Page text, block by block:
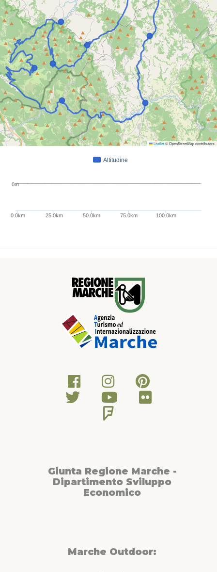
Leaflet© OpenStreetMap contributors
Altitudine
0.0km 25.0km 50.0km 75.0km 100.0km
0m
Giunta Regione Marche -
Dipartimento Sviluppo
Economico
Marche Outdoor: